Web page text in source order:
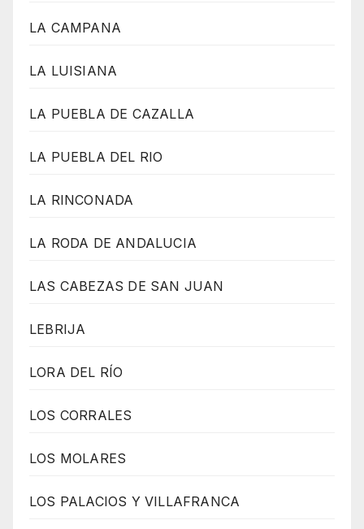
LA CAMPANA
LA LUISIANA
LA PUEBLA DE CAZALLA
LA PUEBLA DEL RIO
LA RINCONADA
LA RODA DE ANDALUCIA
LAS CABEZAS DE SAN JUAN
LEBRIJA
LORA DEL RÍO
LOS CORRALES
LOS MOLARES
LOS PALACIOS Y VILLAFRANCA